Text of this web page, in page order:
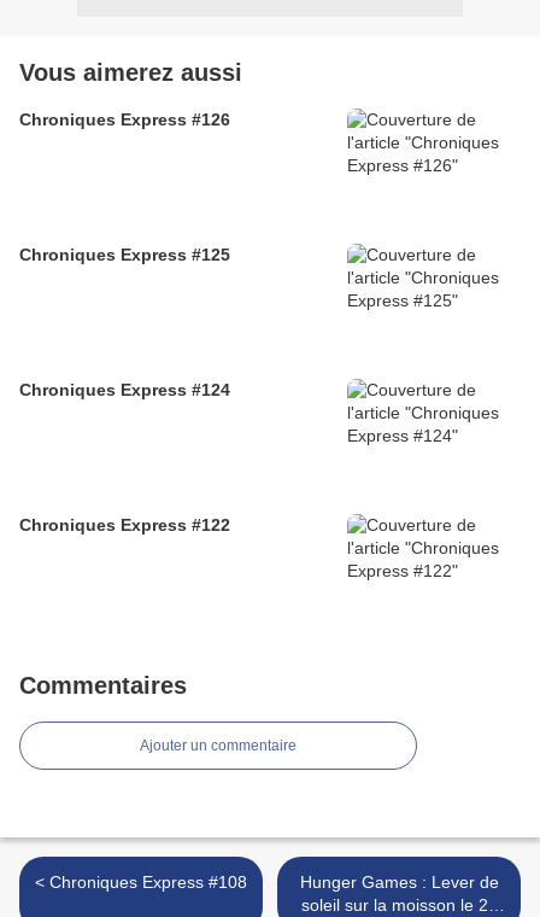
Vous aimerez aussi
Chroniques Express #126
Chroniques Express #125
Chroniques Express #124
Chroniques Express #122
Commentaires
Ajouter un commentaire
< Chroniques Express #108
Hunger Games : Lever de
soleil sur la moisson le 25